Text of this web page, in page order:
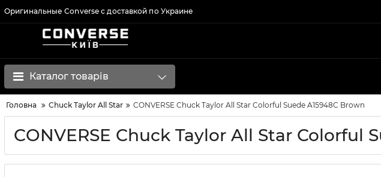
Оригинальные Converse с доставкой по Украине
Каталог товарів
Головна Chuck Taylor All Star CONVERSE Chuck Taylor All Star Colorful Suede A15948C Brown
CONVERSE Chuck Taylor All Star Colorful